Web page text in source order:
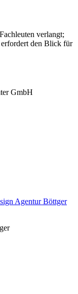
verlangt;
erfordert den Blick für
GmbH
Agentur Böttger